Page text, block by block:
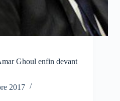
Ghoul enfin devant
2017